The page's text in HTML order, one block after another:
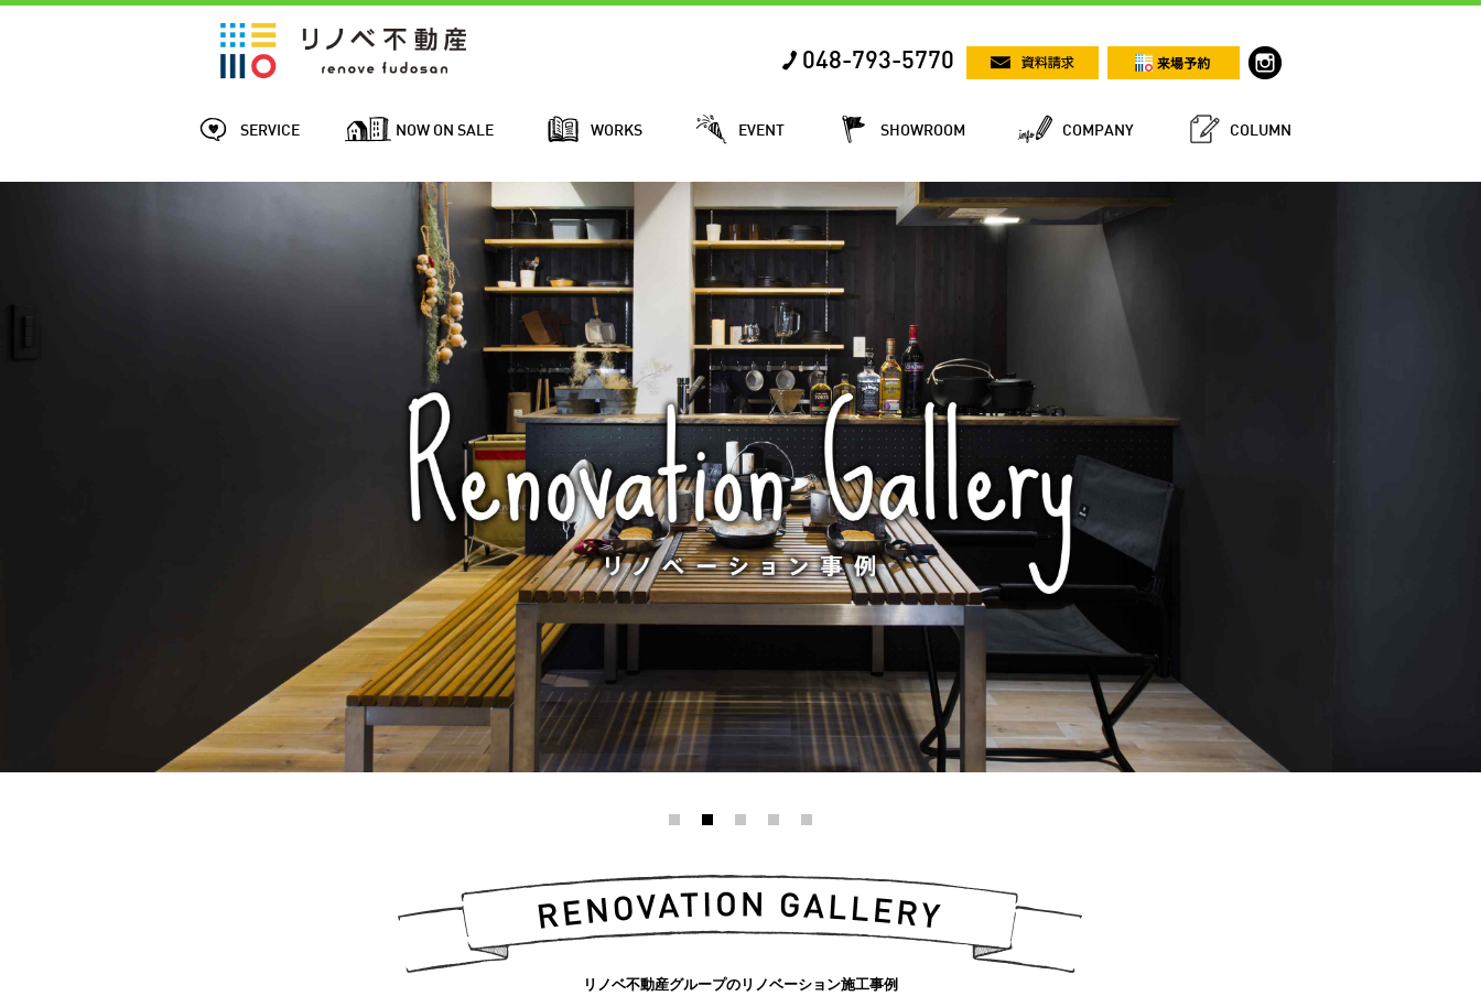
048-793-5770
SERVICE NOW ON SALE WORKS EVENT SHOWROOM COMPANY COLUMN
リノベ不動産グループのリノベーション施工事例